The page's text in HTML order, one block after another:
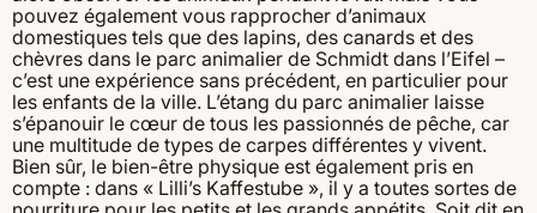
pouvez également vous rapprocher d’animaux
domestiques tels que des lapins, des canards et des
chèvres dans le parc animalier de Schmidt dans l’Eifel –
c’est une expérience sans précédent, en particulier pour
les enfants de la ville. L’étang du parc animalier laisse
s’épanouir le cœur de tous les passionnés de pêche, car
une multitude de types de carpes différentes y vivent.
Bien sûr, le bien-être physique est également pris en
compte : dans « Lilli’s Kaffestube », il y a toutes sortes de